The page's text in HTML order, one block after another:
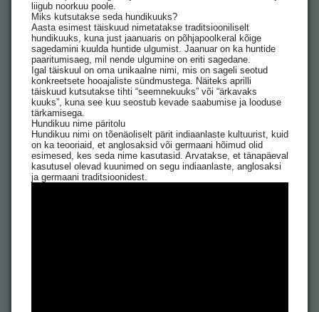
liigub noorkuu poole.
Miks kutsutakse seda hundikuuks?
Aasta esimest täiskuud nimetatakse traditsiooniliselt
hundikuuks, kuna just jaanuaris on põhjapoolkeral kõige
sagedamini kuulda huntide ulgumist. Jaanuar on ka huntide
paaritumisaeg, mil nende ulgumine on eriti sagedane.
Igal täiskuul on oma unikaalne nimi, mis on sageli seotud
konkreetsete hooajaliste sündmustega. Näiteks aprilli
täiskuud kutsutakse tihti “seemnekuuks” või “ärkavaks
kuuks”, kuna see kuu seostub kevade saabumise ja looduse
tärkamisega.
Hundikuu nime päritolu
Hundikuu nimi on tõenäoliselt pärit indiaanlaste kultuurist, kuid
on ka teooriaid, et anglosaksid või germaani hõimud olid
esimesed, kes seda nime kasutasid. Arvatakse, et tänapäeval
kasutusel olevad kuunimed on segu indiaanlaste, anglosaksi
ja germaani traditsioonidest.